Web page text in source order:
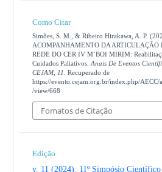
Como Citar
Simões, S. M., & Ribeiro Hirakawa, A. P.
ACOMPANHAMENTO DA ARTICULAÇÃO
REDE DO CER IV M’BOI MIRIM:
Cuidados Paliativos. Anais De Eventos
CEJAM, 11
. Recuperado de
https://evento.cejam.org.br/index.php/AECC/
/view/668
Fomatos de Citação
Edição
v. 11 (2024): 11º Simpósio Científico